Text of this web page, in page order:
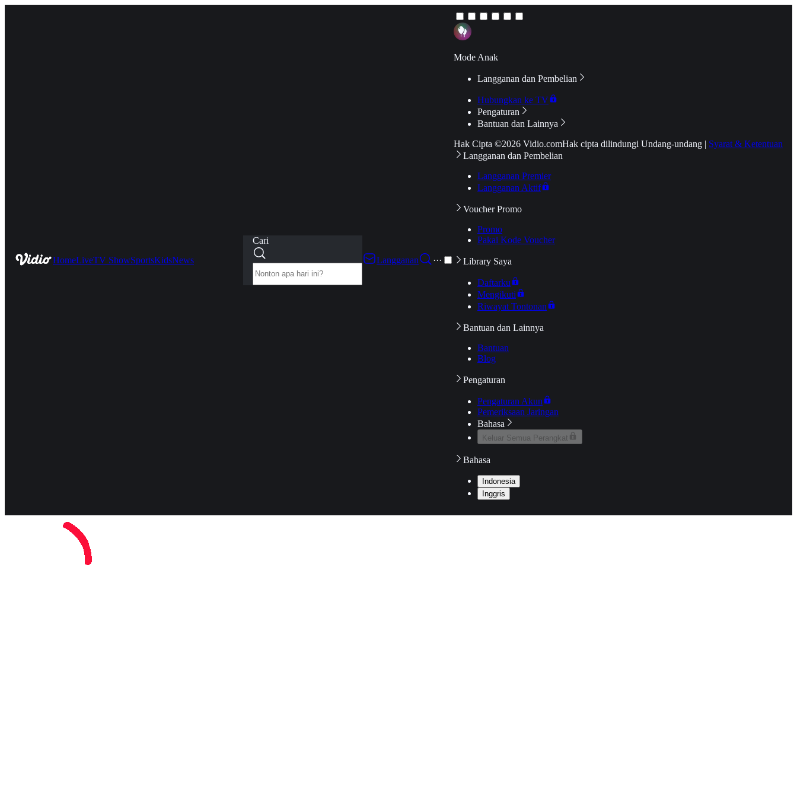
HomeLiveTV ShowSportsKidsNews
Cari
Langganan
···
Mode Anak
Langganan dan Pembelian
Hubungkan ke TV
Pengaturan
Bantuan dan Lainnya
Hak Cipta ©2026 Vidio.comHak cipta dilindungi Undang-undang | Syarat & Ketentuan
Langganan dan Pembelian
Langganan Premier
Langganan Aktif
Voucher Promo
Promo
Pakai Kode Voucher
Library Saya
Daftarku
Mengikuti
Riwayat Tontonan
Bantuan dan Lainnya
Bantuan
Blog
Pengaturan
Pengaturan Akun
Pemeriksaan Jaringan
Bahasa
Keluar Semua Perangkat
Bahasa
Indonesia
Inggris